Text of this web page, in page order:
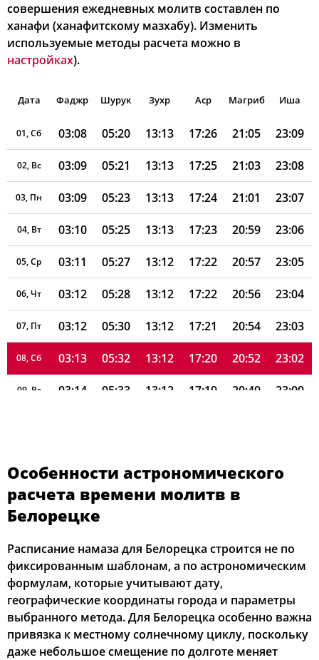
совершения ежедневных молитв составлен по
ханафи (ханафитскому мазхабу). Изменить
используемые методы расчета можно в
настройках).
Дата Фаджр Шурук Зухр Аср Магриб Иша
01, Сб 03:08 05:20 13:13 17:26 21:05 23:09
02, Вс 03:09 05:21 13:13 17:25 21:03 23:08
03, Пн 03:09 05:23 13:13 17:24 21:01 23:07
04, Вт 03:10 05:25 13:13 17:23 20:59 23:06
05, Ср 03:11 05:27 13:12 17:22 20:57 23:05
06, Чт 03:12 05:28 13:12 17:22 20:56 23:04
07, Пт 03:12 05:30 13:12 17:21 20:54 23:03
08, Сб 03:13 05:32 13:12 17:20 20:52 23:02
09, Вс 03:14 05:33 13:12 17:19 20:49 23:00
13:11
13, Чт 03:21
14, Пт 03:24 05:42 13:11 17:13 20:39 22:45
15, Сб 03:27 05:44 13:11 17:12
16, Вс 03:31 05:46 13:11 17:11 20:35 22:38
17, Пн 03:34 05:48 13:11 17:10 20:32 22:34
Особенности астрономического
расчета времени молитв в
Белорецке
Расписание намаза для Белорецка строится не по
фиксированным шаблонам, а по астрономическим
формулам, которые учитывают дату,
географические координаты города и параметры
выбранного метода. Для Белорецка особенно важна
привязка к местному солнечному циклу, поскольку
даже небольшое смещение по долготе меняет